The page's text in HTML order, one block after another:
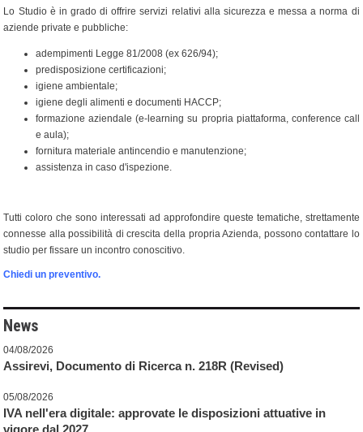
Lo Studio è in grado di offrire servizi relativi alla sicurezza e messa a norma di
aziende private e pubbliche:
adempimenti Legge 81/2008 (ex 626/94);
predisposizione certificazioni;
igiene ambientale;
igiene degli alimenti e documenti HACCP;
formazione aziendale (e-learning su propria piattaforma, conference call
e aula);
fornitura materiale antincendio e manutenzione;
assistenza in caso d'ispezione.
Tutti coloro che sono interessati ad approfondire queste tematiche, strettamente
connesse alla possibilità di crescita della propria Azienda, possono contattare lo
studio per fissare un incontro conoscitivo.
Chiedi un preventivo.
News
04/08/2026
Assirevi, Documento di Ricerca n. 218R (Revised)
05/08/2026
IVA nell'era digitale: approvate le disposizioni attuative in
vigore dal 2027